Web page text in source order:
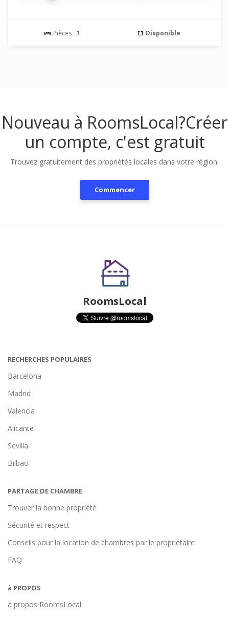
Pièces : 1 Disponible
Nouveau à RoomsLocal?Créer
un compte, c'est gratuit
Trouvez gratuitement des propriétés locales dans votre région.
Commencer
RoomsLocal
RECHERCHES POPULAIRES
Barcelona
Madrid
Valencia
Alicante
Sevilla
Bilbao
PARTAGE DE CHAMBRE
Trouver la bonne propriété
Sécurité et respect
Conseils pour la location de chambres par le propriétaire
FAQ
à PROPOS
à propos RoomsLocal